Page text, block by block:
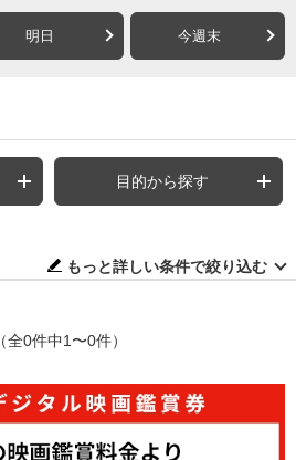
明日 今週末
目的から探す
もっと詳しい条件で絞り込む
（全0件中1〜0件）